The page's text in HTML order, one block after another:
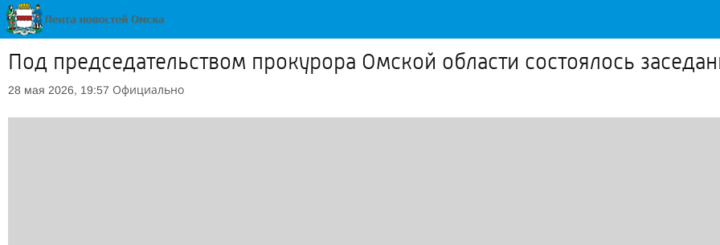
Под председательством прокурора Омской области состоялось
28 мая 2026, 19:57 Официально